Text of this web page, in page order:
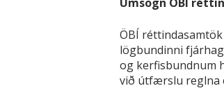
ÖBÍ
lögbundinni
og kerfisbundnum
við útfærslu reglna